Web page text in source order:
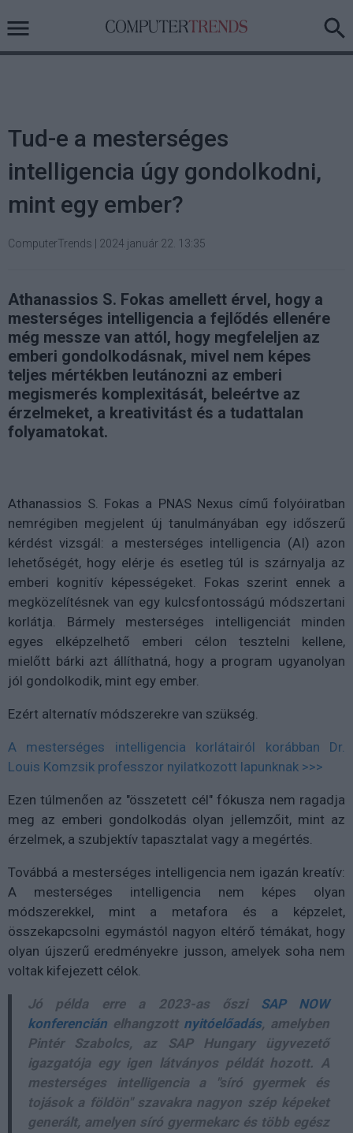
Tud-e a mesterséges
intelligencia úgy gondolkodni,
mint egy ember?
ComputerTrends 2024 január 22. 13:35
Athanassios S. Fokas amellett érvel, hogy a
mesterséges intelligencia a fejlődés ellenére
még messze van attól, hogy megfeleljen az
emberi gondolkodásnak, mivel nem képes
teljes mértékben leutánozni az emberi
megismerés komplexitását, beleértve az
érzelmeket, a kreativitást és a tudattalan
folyamatokat.
Athanassios S. Fokas a PNAS Nexus című folyóiratban
nemrégiben megjelent új tanulmányában egy időszerű
kérdést vizsgál: a mesterséges intelligencia (AI) azon
lehetőségét, hogy elérje és esetleg túl is szárnyalja az
emberi kognitív képességeket. Fokas szerint ennek a
megközelítésnek van egy kulcsfontosságú módszertani
korlátja. Bármely mesterséges intelligenciát minden
egyes elképzelhető emberi célon tesztelni kellene,
mielőtt bárki azt állíthatná, hogy a program ugyanolyan
jól gondolkodik, mint egy ember.
Ezért alternatív módszerekre van szükség.
A mesterséges intelligencia korlátairól korábban Dr.
Louis Komzsik professzor nyilatkozott lapunknak >>>
Ezen túlmenően az "összetett cél" fókusza nem ragadja
meg az emberi gondolkodás olyan jellemzőit, mint az
érzelmek, a szubjektív tapasztalat vagy a megértés.
Továbbá a mesterséges intelligencia nem igazán kreatív:
A mesterséges intelligencia nem képes olyan
módszerekkel, mint a metafora és a képzelet,
összekapcsolni egymástól nagyon eltérő témákat, hogy
olyan újszerű eredményekre jusson, amelyek soha nem
voltak kifejezett célok.
Jó példa erre a 2023-as őszi SAP NOW
konferencián elhangzott nyitóelőadás, amelyben
Pintér Szabolcs, az SAP Hungary ügyvezető
igazgatója egy igen látványos példát hozott. A
mesterséges intelligencia a "síró gyermek és
tojások a földön" szavakra nagyon szép képeket
generált, amelyen síró gyermekarc és több egész